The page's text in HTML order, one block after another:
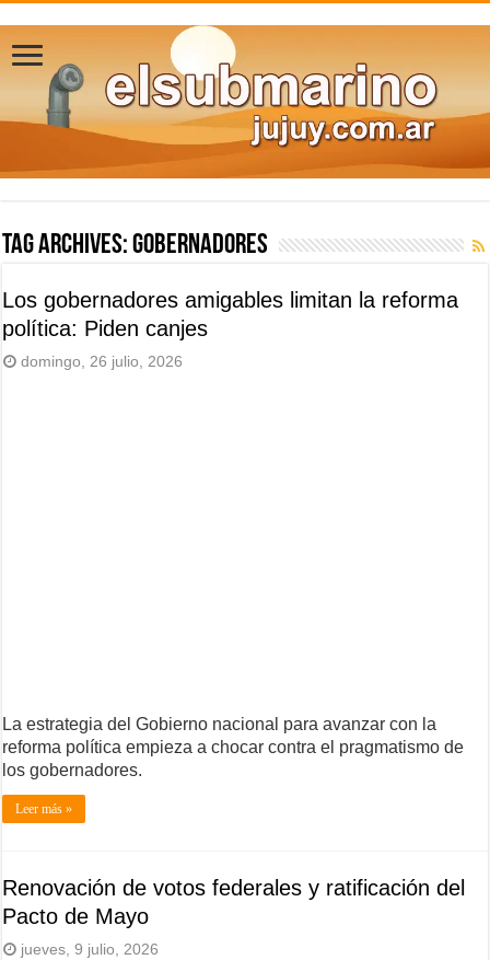
Tag Archives:gobernadores
Los gobernadores amigables limitan la reforma
política: Piden canjes
domingo, 26 julio, 2026
La estrategia del Gobierno nacional para avanzar con la
reforma política empieza a chocar contra el pragmatismo de
los gobernadores.
Leer más »
Renovación de votos federales y ratificación del
Pacto de Mayo
jueves, 9 julio, 2026